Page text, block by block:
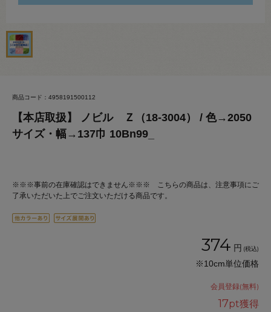
商品コード：4958191500112
【本店取扱】 ノビル Ｚ（18-3004） / 色→2050
サイズ・幅→137巾 10Bn99_
※※※事前の在庫確認はできません※※※ こちらの商品は、注意事項にご
了承いただいた上でご注文いただける商品です。
374 円 (税込)
※10cm単位価格
会員登録(無料)
17pt獲得